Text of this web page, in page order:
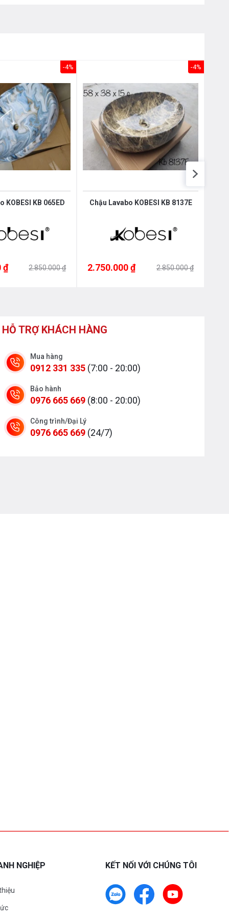
-4%
KOBESI KB 065ED
₫ 2.850.000 ₫
-4%
Chậu Lavabo KOBESI KB 8137E
2.750.000 ₫ 2.850.000 ₫
HỖ TRỢ KHÁCH HÀNG
Mua hàng
0912 331 335 (7:00 - 20:00)
Bảo hành
0976 665 669 (8:00 - 20:00)
Công trình/Đại Lý
0976 665 669 (24/7)
NGHIỆP KẾT NỐI VỚI CHÚNG TÔI